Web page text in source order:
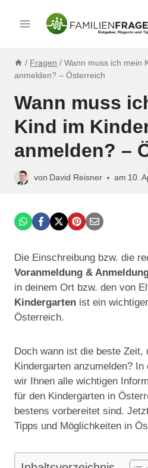
Inhalt
/ Fragen / Wann muss ich mein
anmelden? – Österreich
Wann muss
Kind im
anmelden? –
von David Reisner am 10.
Die Einschreibung bzw. die
Voranmeldung &
in deinem Ort bzw. den von
Kindergarten ist ein
Österreich.
Doch wann ist die beste Zeit,
Kindergarten anzumelden?
wir Ihnen alle wichtigen
für den Kindergarten in
bestens vorbereitet sind.
Tipps und Möglichkeiten in